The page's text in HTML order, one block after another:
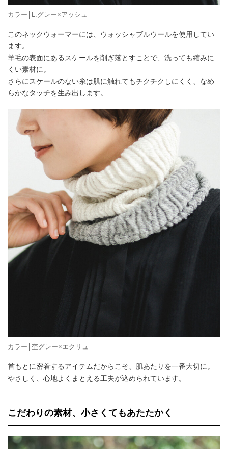
カラー│L.グレー×アッシュ
このネックウォーマーには、ウォッシャブルウールを使用してい
ます。
羊毛の表面にあるスケールを削ぎ落とすことで、洗っても縮みに
くい素材に。
さらにスケールのない糸は肌に触れてもチクチクしにくく、なめ
らかなタッチを生み出します。
カラー│杢グレー×エクリュ
首もとに密着するアイテムだからこそ、肌あたりを一番大切に。
やさしく、心地よくまとえる工夫が込められています。
こだわりの素材、小さくてもあたたかく